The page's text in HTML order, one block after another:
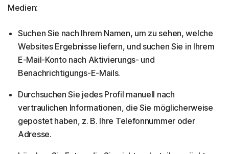
Medien:
Suchen Sie nach Ihrem Namen, um zu sehen, welche
Websites Ergebnisse liefern, und suchen Sie in Ihrem
E-Mail-Konto nach Aktivierungs- und
Benachrichtigungs-E-Mails.
Durchsuchen Sie jedes Profil manuell nach
vertraulichen Informationen, die Sie möglicherweise
gepostet haben, z. B. Ihre Telefonnummer oder
Adresse.